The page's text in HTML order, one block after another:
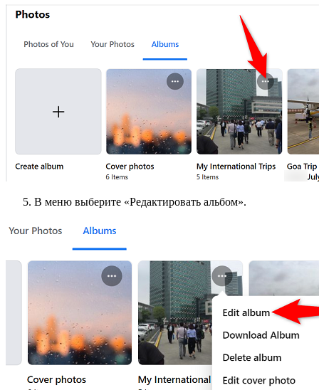
В меню выберите «Редактировать альбом».